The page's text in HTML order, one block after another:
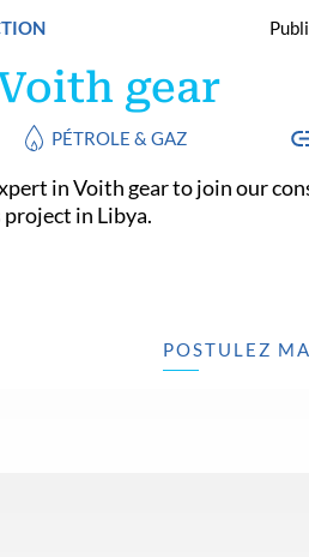
gear
PÉTROLE & GAZ
in Voith gear to join our
project in Libya.
POSTULEZ